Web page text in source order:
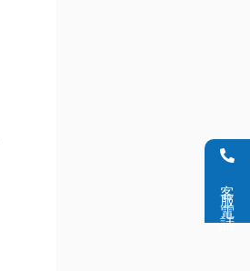
客服電話